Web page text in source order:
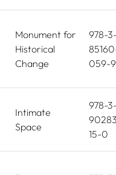
Monument for
Historical
Change
978-
059-9
Intimate
Space
978-
15-0